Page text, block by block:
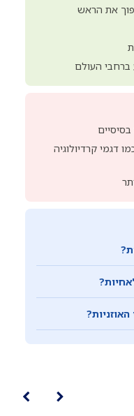
את הראש
ברחבי העולם
דגמי קרדיולוגיה